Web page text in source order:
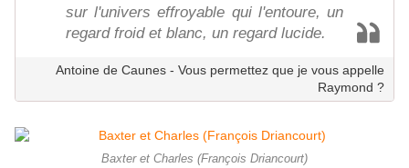
sur l'univers effroyable qui l'entoure, un
regard froid et blanc, un regard lucide.
Antoine de Caunes - Vous permettez que je vous appelle
Raymond ?
Baxter et Charles (François Driancourt)